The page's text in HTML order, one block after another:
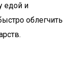
едой и
облегчить